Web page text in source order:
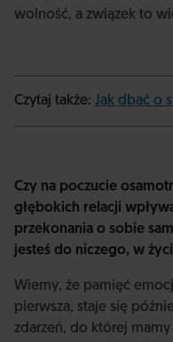
wolność, a związek to
Czytaj także: Jak dbać o
Czy na poczucie
głębokich relacji
przekonania o sobie
jesteś do niczego, w
Wiemy, że pamięć
pierwsza, staje się
zdarzeń, do której